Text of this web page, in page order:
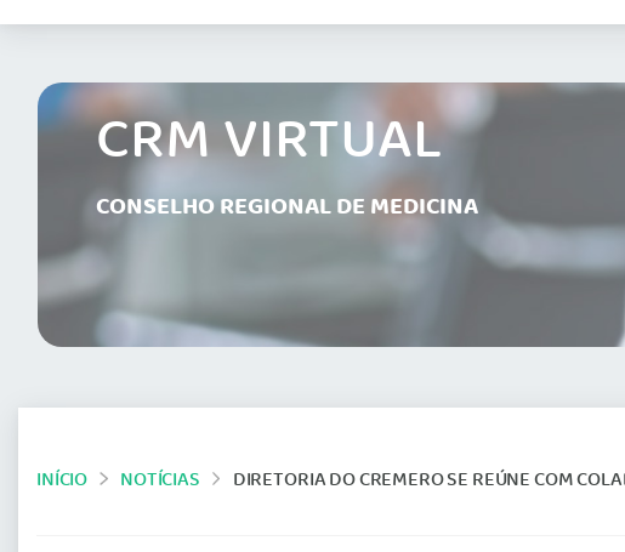
CRM VIRTUAL
CONSELHO REGIONAL DE MEDICINA
INÍCIO NOTÍCIAS DIRETORIA DO CREMERO SE REÚNE COM